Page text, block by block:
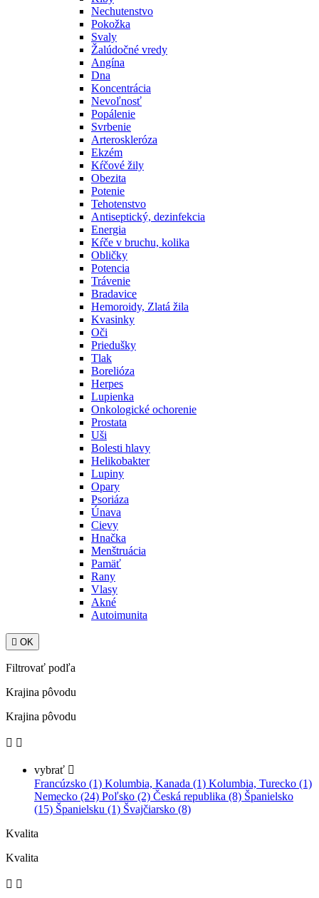
Nechutenstvo
Pokožka
Svaly
Žalúdočné vredy
Angína
Dna
Koncentrácia
Nevoľnosť
Popálenie
Svrbenie
Arteroskleróza
Ekzém
Kŕčové žily
Obezita
Potenie
Tehotenstvo
Antiseptický, dezinfekcia
Energia
Kŕče v bruchu, kolika
Obličky
Potencia
Trávenie
Bradavice
Hemoroidy, Zlatá žila
Kvasinky
Oči
Priedušky
Tlak
Borelióza
Herpes
Lupienka
Onkologické ochorenie
Prostata
Uši
Bolesti hlavy
Helikobakter
Lupiny
Opary
Psoriáza
Únava
Cievy
Hnačka
Menštruácia
Pamäť
Rany
Vlasy
Akné
Autoimunita
 OK
Filtrovať podľa
Krajina pôvodu
Krajina pôvodu
 
vybrať 
Francúzsko (1) Kolumbia, Kanada (1) Kolumbia, Turecko (1)
Nemecko (24) Poľsko (2) Česká republika (8) Španielsko
(15) Španielsku (1) Švajčiarsko (8)
Kvalita
Kvalita
 